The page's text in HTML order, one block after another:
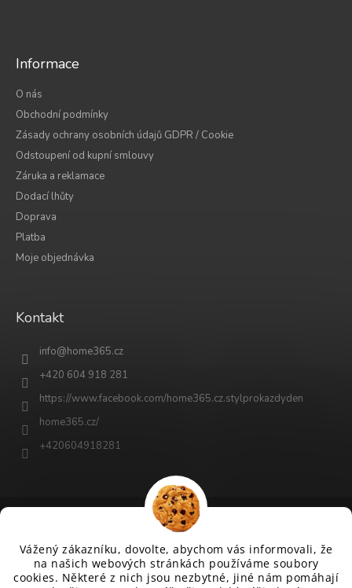
Vážený zákazníku, dovolte, abychom vás informovali, že
na našich webových stránkách používáme soubory
cookies. Některé z nich jsou nezbytné, jiné nám pomáhají
Informace
O nás
Obchodní podmínky
Zásady ochrany osobních údajů GDPR / Cookie
Odstoupení od kupní smlouvy
Záruka a reklamace
Dodací lhůty
Doprava
Platba
Moje objednávka
Kontakt
info@home365.cz
+420 604 918 281
https://www.facebook.com/home365.cz.stylprokazdyden
home365.cz/
+420604918281
Vytvořil Shoptet
Copyright 2026www.home365.cz. Všechna práva vyhrazena.